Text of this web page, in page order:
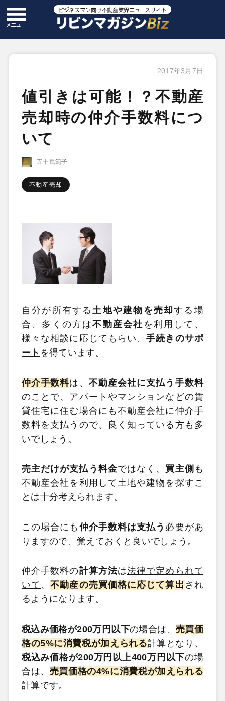
2017年3月7日
値引きは可能！？不動産
売却時の仲介手数料につ
いて
五十嵐範子
不動産売却
自分が所有する土地や建物を売却する場
合、多くの方は不動産会社 を利用して、
様々な相談に応じてもらい、手続きのサポ
ート を得ています。
仲介手数料は、 不動産会社に支払う手数料
のことで、アパートやマンションなどの賃
貸住宅に住む場合にも不動産会社に仲介手
数料を支払うので、良く知っている方も多
いでしょう。
売主だけが支払う料金ではなく、 買主側 も
不動産会社を利用して土地や建物を探すこ
とは十分考えられます。
この場合にも 仲介手数料は支払う 必要があ
りますので、覚えておくと良いでしょう。
仲介手数料の計算方法は法律で定められて
いて 、不動産の売買価格に応じて算出 され
るようになります。
税込み価格が200万円以下の場合は、 売買価
格の5%に消費税が加えられる計算となり、
税込み価格が200万円以上400万円以下の場
合は、 売買価格の4%に消費税が加えられる
計算です。